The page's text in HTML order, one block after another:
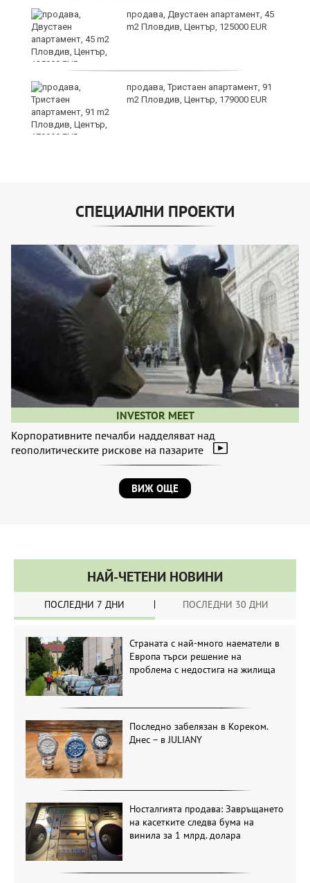
продава, Двустаен апартамент, 45
m2 Пловдив, Център, 125000 EUR
продава, Тристаен апартамент, 91
m2 Пловдив, Център, 179000 EUR
СПЕЦИАЛНИ ПРОЕКТИ
INVESTOR MEET
Корпоративните печалби надделяват над
геополитическите рискове на пазарите
ВИЖ ОЩЕ
НАЙ-ЧЕТЕНИ НОВИНИ
ПОСЛЕДНИ 7 ДНИ ПОСЛЕДНИ 30 ДНИ
Страната с най-много наематели в
Европа търси решение на
проблема с недостига на жилища
Последно забелязан в Кореком.
Днес – в JULIANY
Носталгията продава: Завръщането
на касетките следва бума на
винила за 1 млрд. долара